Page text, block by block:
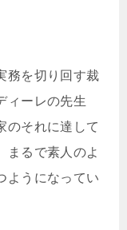
務を切り回す裁
ィーレの先生
のそれに達して
まるで素人のよ
ようになってい